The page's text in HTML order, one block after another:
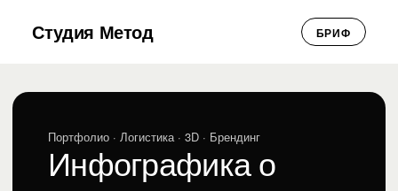
Студия Метод БРИФ
Портфолио · Логистика · 3D · Брендинг
Инфографика о